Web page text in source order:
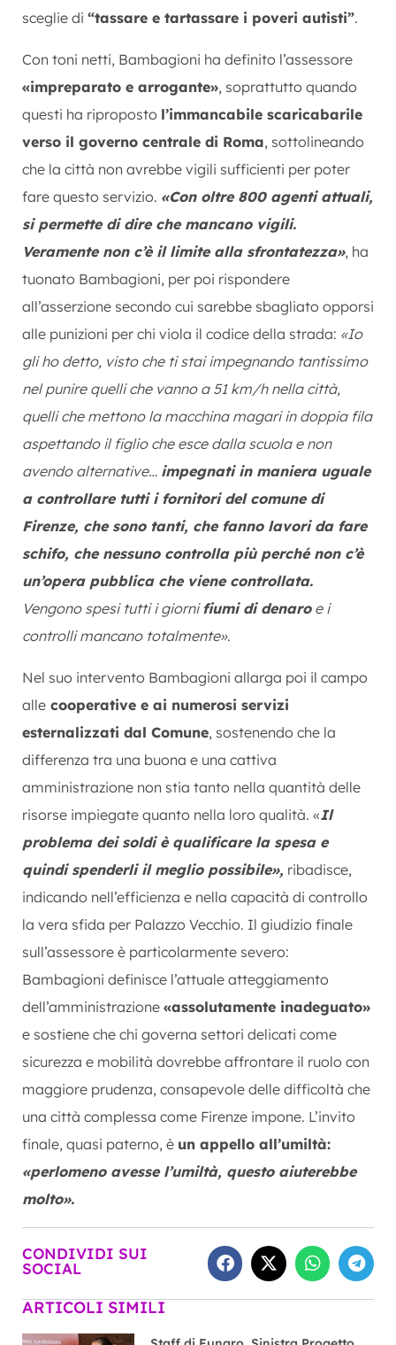
sceglie di “tassare e tartassare i poveri autisti”.
Con toni netti, Bambagioni ha definito l’assessore
«impreparato e arrogante», soprattutto quando
questi ha riproposto l’immancabile scaricabarile
verso il governo centrale di Roma, sottolineando
che la città non avrebbe vigili sufficienti per poter
fare questo servizio. «Con oltre 800 agenti attuali,
si permette di dire che mancano vigili.
Veramente non c’è il limite alla sfrontatezza», ha
tuonato Bambagioni, per poi rispondere
all’asserzione secondo cui sarebbe sbagliato opporsi
alle punizioni per chi viola il codice della strada: «Io
gli ho detto, visto che ti stai impegnando tantissimo
nel punire quelli che vanno a 51 km/h nella città,
quelli che mettono la macchina magari in doppia fila
aspettando il figlio che esce dalla scuola e non
avendo alternative… impegnati in maniera uguale
a controllare tutti i fornitori del comune di
Firenze, che sono tanti, che fanno lavori da fare
schifo, che nessuno controlla più perché non c’è
un’opera pubblica che viene controllata.
Vengono spesi tutti i giorni fiumi di denaroe i
controlli mancano totalmente».
Nel suo intervento Bambagioni allarga poi il campo
alle cooperative e ai numerosi servizi
esternalizzati dal Comune, sostenendo che la
differenza tra una buona e una cattiva
amministrazione non stia tanto nella quantità delle
risorse impiegate quanto nella loro qualità. «Il
problema dei soldi è qualificare la spesa e
quindi spenderli il meglio possibile», ribadisce,
indicando nell’efficienza e nella capacità di controllo
la vera sfida per Palazzo Vecchio. Il giudizio finale
sull’assessore è particolarmente severo:
Bambagioni definisce l’attuale atteggiamento
dell’amministrazione «assolutamente inadeguato»
e sostiene che chi governa settori delicati come
sicurezza e mobilità dovrebbe affrontare il ruolo con
maggiore prudenza, consapevole delle difficoltà che
una città complessa come Firenze impone. L’invito
finale, quasi paterno, è un appello all’umiltà:
«perlomeno avesse l’umiltà, questo aiuterebbe
molto».
CONDIVIDI SUI
SOCIAL
ARTICOLI SIMILI